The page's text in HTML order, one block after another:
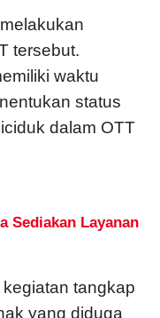
tersebut.
waktu
status
dalam OTT
Sediakan Layanan
tangkap
yang diduga